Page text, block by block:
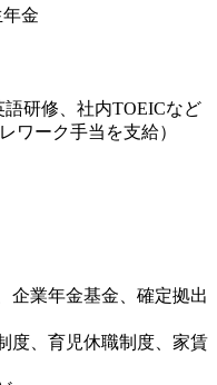
金
研修、社内TOEICなど
ワーク手当を支給）
企業年金基金、確定拠出
度、育児休職制度、家賃